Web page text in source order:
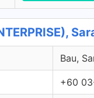
Bau,
+60